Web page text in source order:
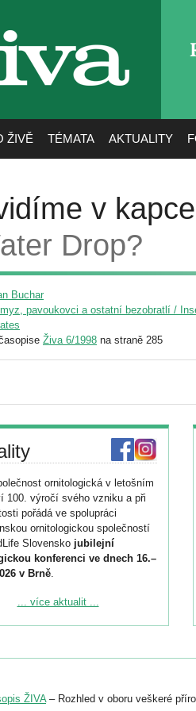
živa
ŽIVĚ TÉMATA AKTUALITY
v
Drop?
Buchar
pavoukovci a ostatní bezobratlí /
Živa 6/1998 na straně 285
ornitologická v letošním
100. výročí svého vzniku a při
pořádá ve spolupráci
ornitologickou společností
Slovensko jubilejní
konferenci ve dnech 16.–
v Brně.
informace ke konferenci
se můžete do 6. září.
přihlášené přednášky nebo
... více aktualit ...
ŽIVA– Rozhled v oboru veškeré